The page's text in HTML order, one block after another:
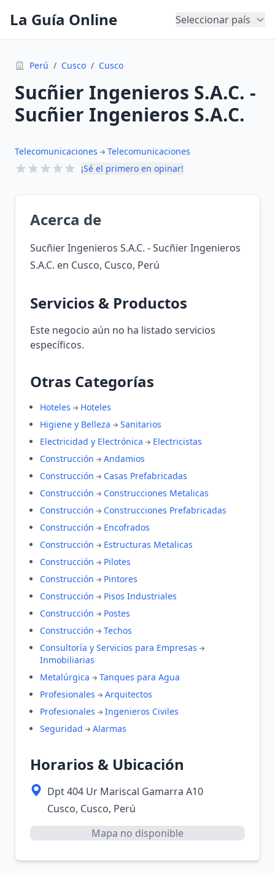
La Guía Online Seleccionar país
Perú / Cusco / Cusco
Sucñier Ingenieros S.A.C. -
Sucñier Ingenieros S.A.C.
Telecomunicaciones
Telecomunicaciones
¡Sé el primero en opinar!
Acerca de
Sucñier Ingenieros S.A.C. - Sucñier Ingenieros
S.A.C. en Cusco, Cusco, Perú
Servicios & Productos
Este negocio aún no ha listado servicios
específicos.
Otras Categorías
Hoteles
Hoteles
Higiene y Belleza
Sanitarios
Electricidad y Electrónica
Electricistas
Construcción
Andamios
Construcción
Casas Prefabricadas
Construcción
Construcciones Metalicas
Construcción
Construcciones Prefabricadas
Construcción
Encofrados
Construcción
Estructuras Metalicas
Construcción
Pilotes
Construcción
Pintores
Construcción
Pisos Industriales
Construcción
Postes
Construcción
Techos
Consultoría y Servicios para Empresas
Inmobiliarias
Metalúrgica
Tanques para Agua
Profesionales
Arquitectos
Profesionales
Ingenieros Civiles
Seguridad
Alarmas
Horarios & Ubicación
Dpt 404 Ur Mariscal Gamarra A10
Cusco, Cusco, Perú
Mapa no disponible